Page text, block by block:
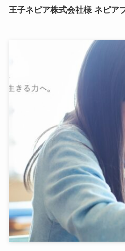
王子ネピア株式会社様 ネピア